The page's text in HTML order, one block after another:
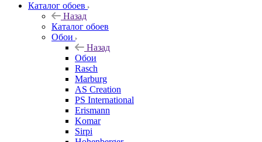
Каталог обоев
Назад
Каталог обоев
Обои
Назад
Обои
Rasch
Marburg
AS Creation
PS International
Erismann
Komar
Sirpi